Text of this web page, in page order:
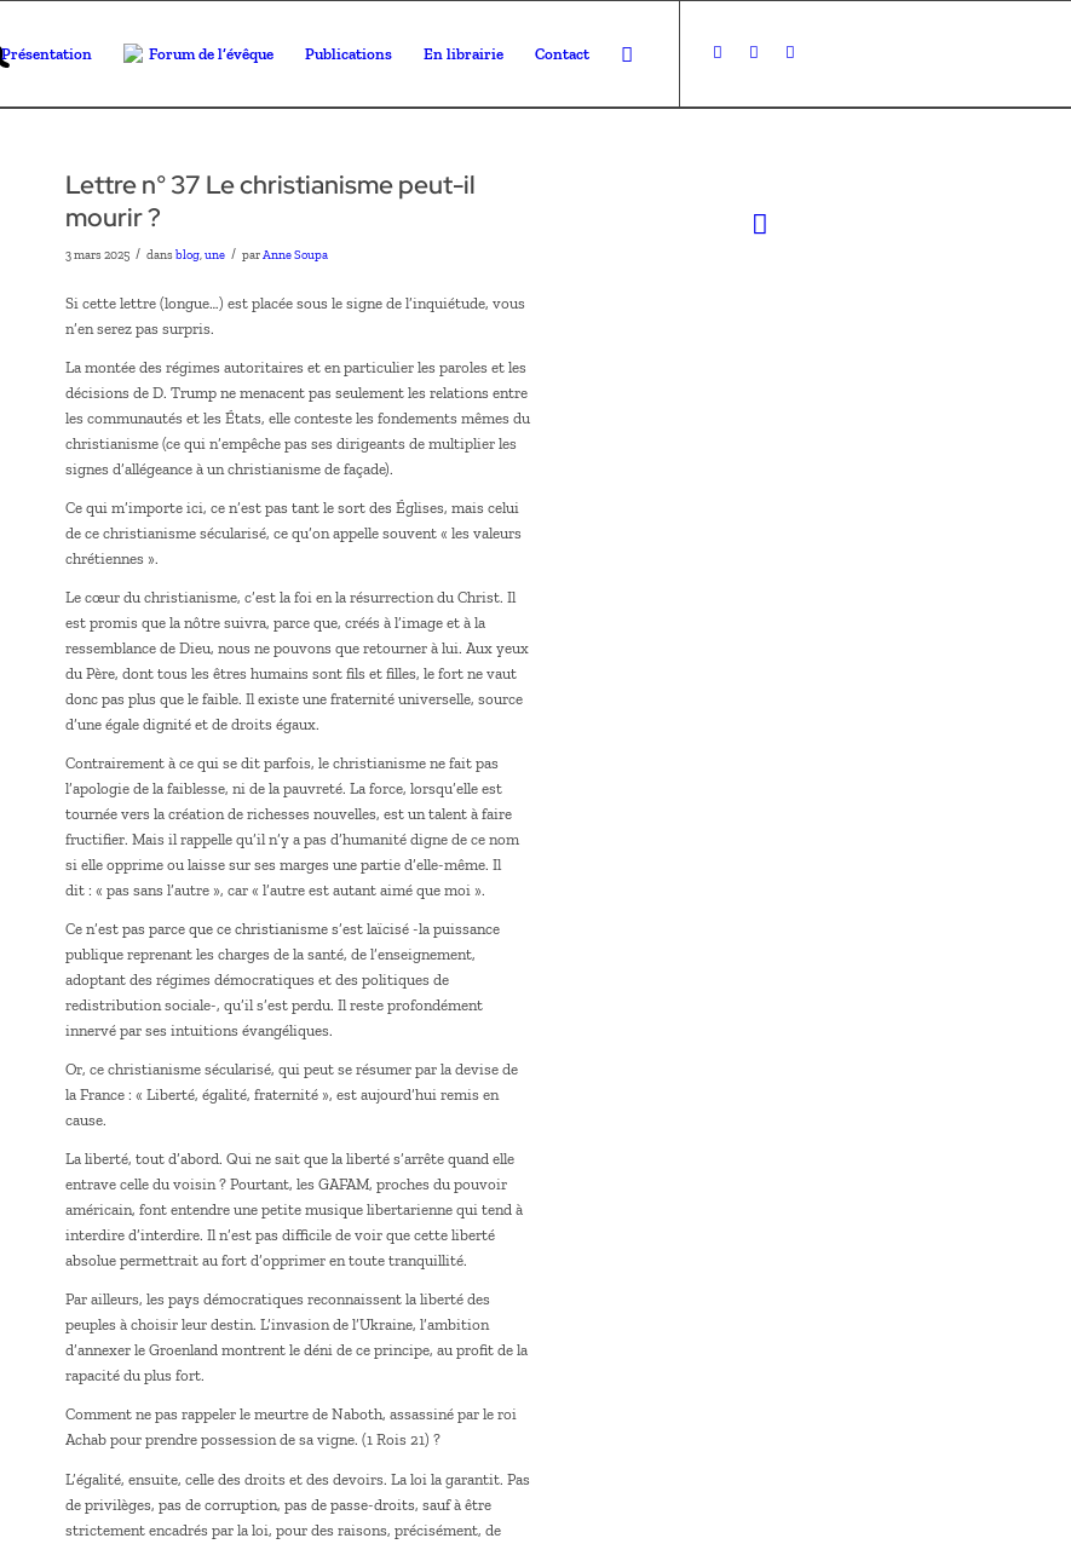
Présentation Forum de l’évêque Publications En librairie Contact
Lettre n° 37 Le christianisme peut-il
mourir ?
3 mars 2025 / dansblog,une / parAnne Soupa
Si cette lettre (longue…) est placée sous le signe de l’inquiétude, vous
n’en serez pas surpris.
La montée des régimes autoritaires et en particulier les paroles et les
décisions de D. Trump ne menacent pas seulement les relations entre
les communautés et les États, elle conteste les fondements mêmes du
christianisme (ce qui n’empêche pas ses dirigeants de multiplier les
signes d’allégeance à un christianisme de façade).
Ce qui m’importe ici, ce n’est pas tant le sort des Églises, mais celui
de ce christianisme sécularisé, ce qu’on appelle souvent « les valeurs
chrétiennes ».
Le cœur du christianisme, c’est la foi en la résurrection du Christ. Il
est promis que la nôtre suivra, parce que, créés à l’image et à la
ressemblance de Dieu, nous ne pouvons que retourner à lui. Aux yeux
du Père, dont tous les êtres humains sont fils et filles, le fort ne vaut
donc pas plus que le faible. Il existe une fraternité universelle, source
d’une égale dignité et de droits égaux.
Contrairement à ce qui se dit parfois, le christianisme ne fait pas
l’apologie de la faiblesse, ni de la pauvreté. La force, lorsqu’elle est
tournée vers la création de richesses nouvelles, est un talent à faire
fructifier. Mais il rappelle qu’il n’y a pas d’humanité digne de ce nom
si elle opprime ou laisse sur ses marges une partie d’elle-même. Il
dit : « pas sans l’autre », car « l’autre est autant aimé que moi ».
Ce n’est pas parce que ce christianisme s’est laïcisé -la puissance
publique reprenant les charges de la santé, de l’enseignement,
adoptant des régimes démocratiques et des politiques de
redistribution sociale-, qu’il s’est perdu. Il reste profondément
innervé par ses intuitions évangéliques.
Or, ce christianisme sécularisé, qui peut se résumer par la devise de
la France : « Liberté, égalité, fraternité », est aujourd’hui remis en
cause.
La liberté, tout d’abord. Qui ne sait que la liberté s’arrête quand elle
entrave celle du voisin ? Pourtant, les GAFAM, proches du pouvoir
américain, font entendre une petite musique libertarienne qui tend à
interdire d’interdire. Il n’est pas difficile de voir que cette liberté
absolue permettrait au fort d’opprimer en toute tranquillité.
Par ailleurs, les pays démocratiques reconnaissent la liberté des
peuples à choisir leur destin. L’invasion de l’Ukraine, l’ambition
d’annexer le Groenland montrent le déni de ce principe, au profit de la
rapacité du plus fort.
Comment ne pas rappeler le meurtre de Naboth, assassiné par le roi
Achab pour prendre possession de sa vigne. (1 Rois 21) ?
L’égalité, ensuite, celle des droits et des devoirs. La loi la garantit. Pas
de privilèges, pas de corruption, pas de passe-droits, sauf à être
strictement encadrés par la loi, pour des raisons, précisément, de